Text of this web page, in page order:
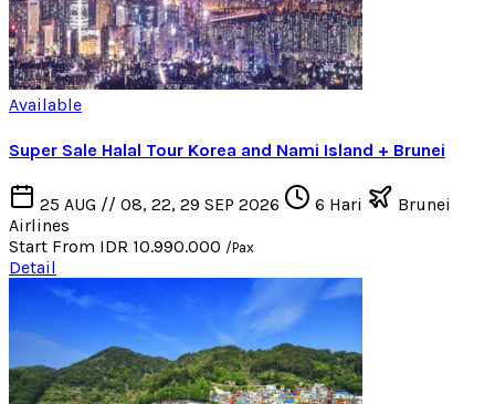
Available
Super Sale Halal Tour Korea and Nami Island + Brunei
25 AUG // 08, 22, 29 SEP 2026 6 Hari
Brunei
Airlines
Start From IDR 10.990.000 /Pax
Detail